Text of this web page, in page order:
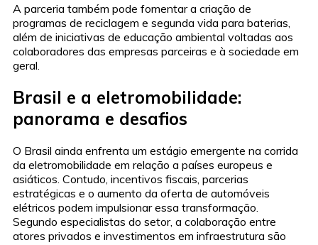
A parceria também pode fomentar a criação de
programas de reciclagem e segunda vida para baterias,
além de iniciativas de educação ambiental voltadas aos
colaboradores das empresas parceiras e à sociedade em
geral.
Brasil e a eletromobilidade:
panorama e desafios
O Brasil ainda enfrenta um estágio emergente na corrida
da eletromobilidade em relação a países europeus e
asiáticos. Contudo, incentivos fiscais, parcerias
estratégicas e o aumento da oferta de automóveis
elétricos podem impulsionar essa transformação.
Segundo especialistas do setor, a colaboração entre
atores privados e investimentos em infraestrutura são